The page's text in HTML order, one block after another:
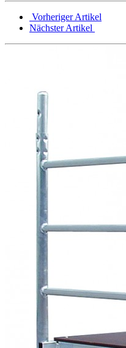
Vorheriger Artikel
Nächster Artikel